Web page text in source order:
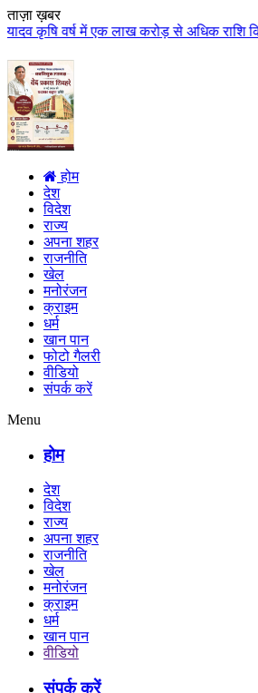
ताज़ा ख़बर
करोड़ से अधिक राशि किसान कल्याण
होम
देश
विदेश
राज्य
अपना शहर
राजनीति
खेल
मनोरंजन
क्राइम
धर्म
खान पान
फोटो गैलरी
वीडियो
संपर्क करें
Menu
होम
देश
विदेश
राज्य
अपना शहर
राजनीति
खेल
मनोरंजन
क्राइम
धर्म
खान पान
वीडियो
संपर्क करें